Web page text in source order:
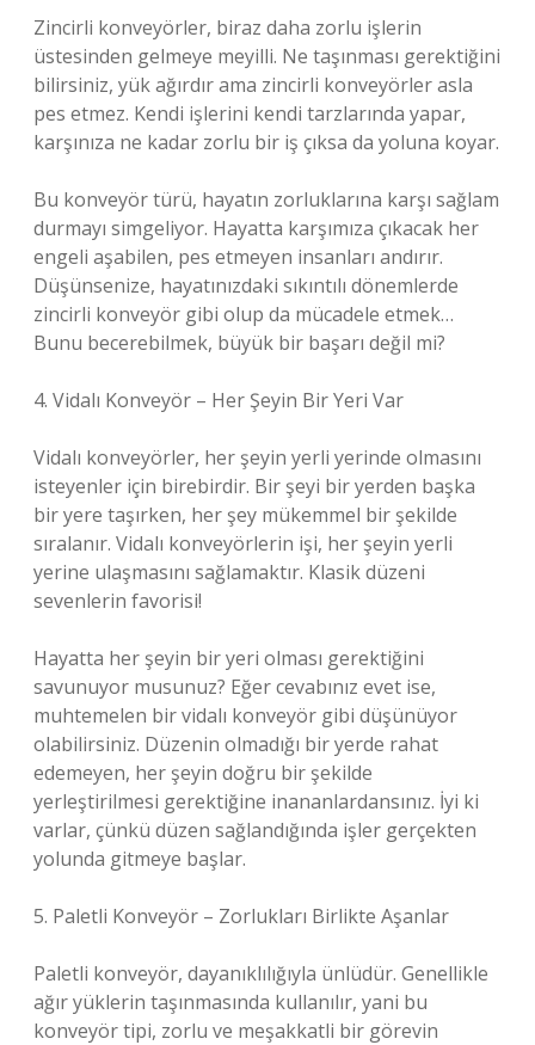
Zincirli konveyörler, biraz daha zorlu işlerin
üstesinden gelmeye meyilli. Ne taşınması gerektiğini
bilirsiniz, yük ağırdır ama zincirli konveyörler asla
pes etmez. Kendi işlerini kendi tarzlarında yapar,
karşınıza ne kadar zorlu bir iş çıksa da yoluna koyar.
Bu konveyör türü, hayatın zorluklarına karşı sağlam
durmayı simgeliyor. Hayatta karşımıza çıkacak her
engeli aşabilen, pes etmeyen insanları andırır.
Düşünsenize, hayatınızdaki sıkıntılı dönemlerde
zincirli konveyör gibi olup da mücadele etmek…
Bunu becerebilmek, büyük bir başarı değil mi?
4. Vidalı Konveyör – Her Şeyin Bir Yeri Var
Vidalı konveyörler, her şeyin yerli yerinde olmasını
isteyenler için birebirdir. Bir şeyi bir yerden başka
bir yere taşırken, her şey mükemmel bir şekilde
sıralanır. Vidalı konveyörlerin işi, her şeyin yerli
yerine ulaşmasını sağlamaktır. Klasik düzeni
sevenlerin favorisi!
Hayatta her şeyin bir yeri olması gerektiğini
savunuyor musunuz? Eğer cevabınız evet ise,
muhtemelen bir vidalı konveyör gibi düşünüyor
olabilirsiniz. Düzenin olmadığı bir yerde rahat
edemeyen, her şeyin doğru bir şekilde
yerleştirilmesi gerektiğine inananlardansınız. İyi ki
varlar, çünkü düzen sağlandığında işler gerçekten
yolunda gitmeye başlar.
5. Paletli Konveyör – Zorlukları Birlikte Aşanlar
Paletli konveyör, dayanıklılığıyla ünlüdür. Genellikle
ağır yüklerin taşınmasında kullanılır, yani bu
konveyör tipi, zorlu ve meşakkatli bir görevin